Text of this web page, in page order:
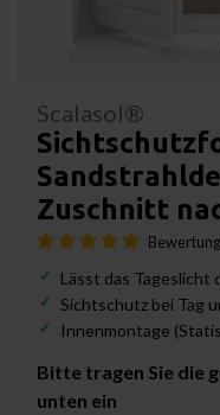
Scalasol®
Zuschnitt
Lässt das Tageslicht
Sichtschutz bei Tag
Innenmontage
Bitte tragen Sie die
unten ein